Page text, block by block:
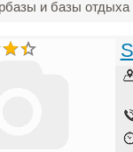
и базы отдыха